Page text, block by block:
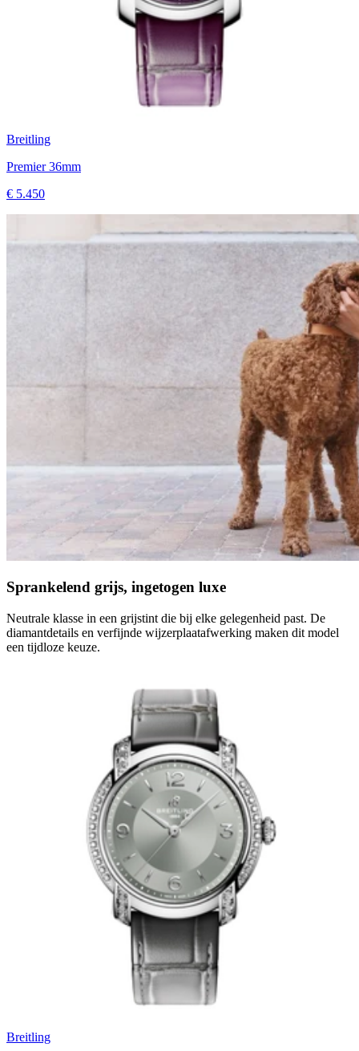
Breitling
Premier 36mm
€ 5.450
Sprankelend grijs, ingetogen luxe
Neutrale klasse in een grijstint die bij elke gelegenheid past. De
diamantdetails en verfijnde wijzerplaatafwerking maken dit model
een tijdloze keuze.
Breitling